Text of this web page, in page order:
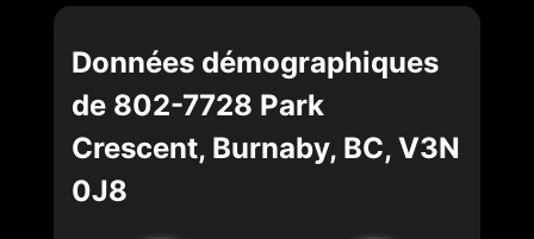
Données démographiques
de 802-7728 Park
Crescent, Burnaby, BC, V3N
0J8